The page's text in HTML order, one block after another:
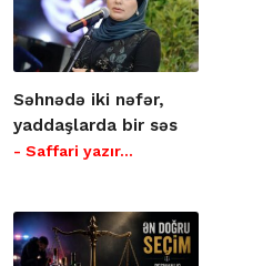
Səhnədə iki nəfər,
yaddaşlarda bir səs
- Saffari yazır…